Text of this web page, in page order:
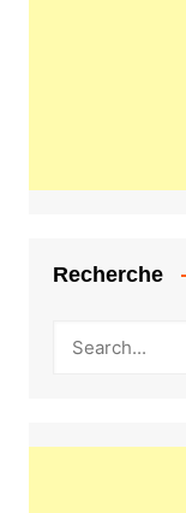
Recherche